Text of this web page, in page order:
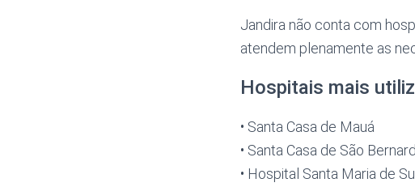
Jandira não conta com
atendem plenamente as
Hospitais mais
• Santa Casa de Mauá
• Santa Casa de São
• Hospital Santa Maria de